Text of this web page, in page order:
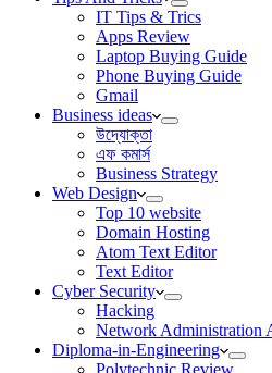
IT Tips & Trics
Apps Review
Laptop Buying Guide
Phone Buying Guide
Gmail
Business ideas
উদ্যোক্তা
এফ কমার্স
Business Strategy
Web Design
Top 10 website
Domain Hosting
Atom Text Editor
Text Editor
Cyber Security
Hacking
Network Administration
Diploma-in-Engineering
Polytechnic Review